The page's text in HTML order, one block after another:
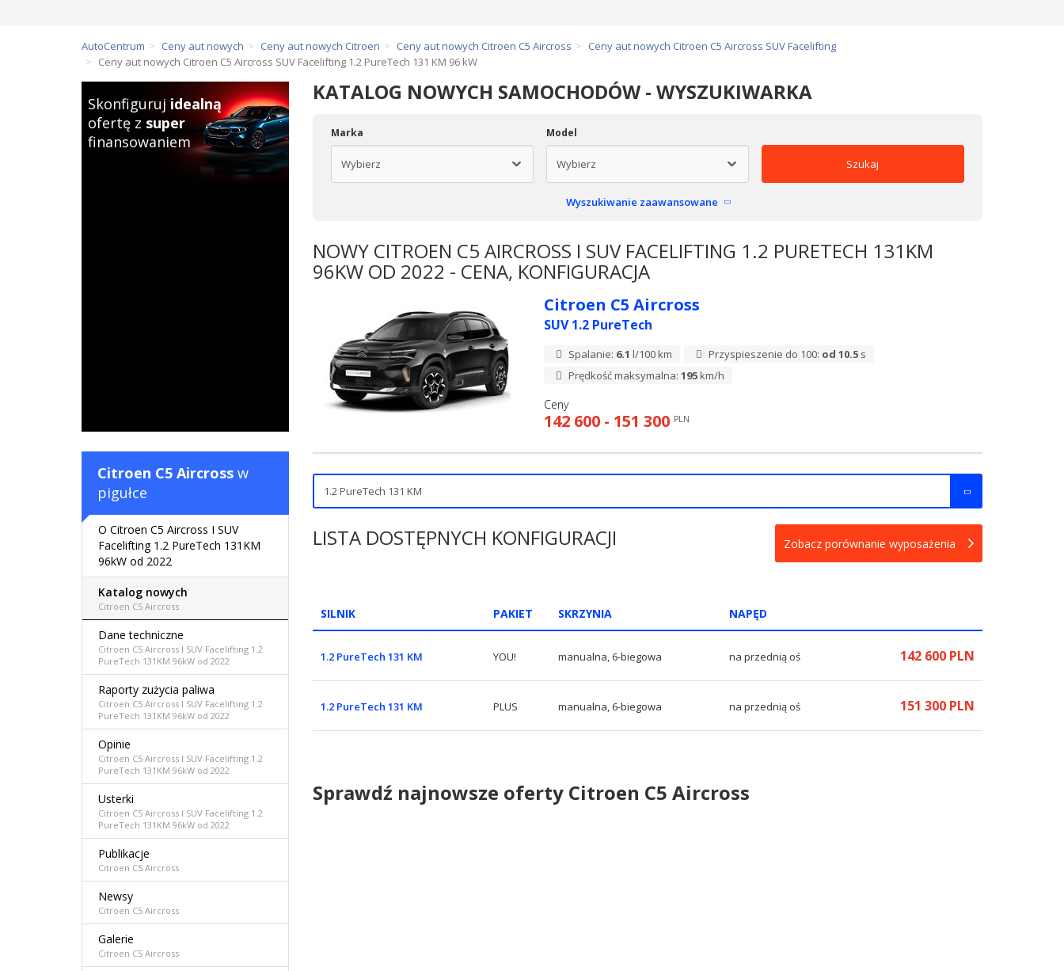
AutoCentrum Ceny aut nowych Ceny aut nowych Citroen Ceny aut nowych Citroen C5 Aircross
Ceny aut nowych Citroen C5 Aircross SUV Facelifting
Ceny aut nowych Citroen C5 Aircross SUV Facelifting 1.2 PureTech 131 KM 96 kW
KATALOG NOWYCH SAMOCHODÓW - WYSZUKIWARKA
Marka Model
Szukaj
Wyszukiwanie zaawansowane
NOWY CITROEN C5 AIRCROSS I SUV FACELIFTING 1.2 PURETECH 131KM
96KW OD 2022 - CENA, KONFIGURACJA
Citroen C5 Aircross
SUV 1.2 PureTech
Spalanie: 6.1 l/100 km Przyspieszenie do 100: od 10.5 s
Prędkość maksymalna:195 km/h
Ceny
142 600 - 151 300 PLN
LISTA DOSTĘPNYCH KONFIGURACJI Zobacz porównanie wyposażenia
SILNIK PAKIET SKRZYNIA NAPĘD
1.2 PureTech 131 KM YOU! manualna, 6-biegowa na przednią oś 142 600 PLN
1.2 PureTech 131 KM PLUS manualna, 6-biegowa na przednią oś 151 300 PLN
Sprawdź najnowsze oferty Citroen C5 Aircross
Skonfiguruj idealną
ofertę z super
finansowaniem
Citroen C5 Aircross w
pigułce
O Citroen C5 Aircross I SUV
Facelifting 1.2 PureTech 131KM
96kW od 2022
Katalog nowych
Citroen C5 Aircross
Dane techniczne
Citroen C5 Aircross I SUV Facelifting 1.2
PureTech 131KM 96kW od 2022
Raporty zużycia paliwa
Citroen C5 Aircross I SUV Facelifting 1.2
PureTech 131KM 96kW od 2022
Opinie
Citroen C5 Aircross I SUV Facelifting 1.2
PureTech 131KM 96kW od 2022
Usterki
Citroen C5 Aircross I SUV Facelifting 1.2
PureTech 131KM 96kW od 2022
Publikacje
Citroen C5 Aircross
Newsy
Citroen C5 Aircross
Galerie
Citroen C5 Aircross